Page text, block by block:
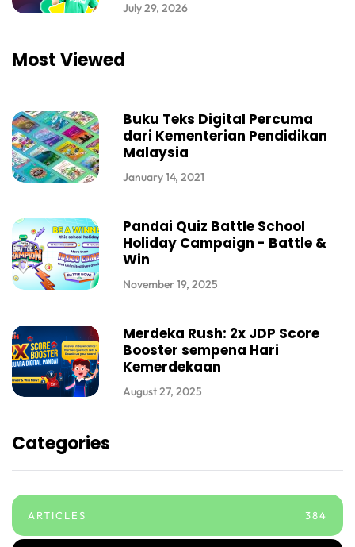
July 29, 2026
Most Viewed
Buku Teks Digital Percuma
dari Kementerian Pendidikan
Malaysia
January 14, 2021
Pandai Quiz Battle School
Holiday Campaign - Battle &
Win
November 19, 2025
Merdeka Rush: 2x JDP Score
Booster sempena Hari
Kemerdekaan
August 27, 2025
Categories
ARTICLES 384